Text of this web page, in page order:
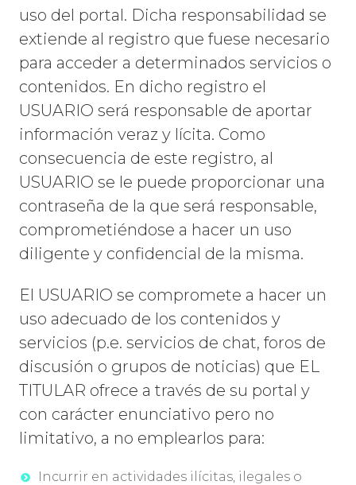
uso del portal. Dicha responsabilidad se
extiende al registro que fuese necesario
para acceder a determinados servicios o
contenidos. En dicho registro el
USUARIO será responsable de aportar
información veraz y lícita. Como
consecuencia de este registro, al
USUARIO se le puede proporcionar una
contraseña de la que será responsable,
comprometiéndose a hacer un uso
diligente y confidencial de la misma.
El USUARIO se compromete a hacer un
uso adecuado de los contenidos y
servicios (p.e. servicios de chat, foros de
discusión o grupos de noticias) que EL
TITULAR ofrece a través de su portal y
con carácter enunciativo pero no
limitativo, a no emplearlos para:
Incurrir en actividades ilícitas, ilegales o